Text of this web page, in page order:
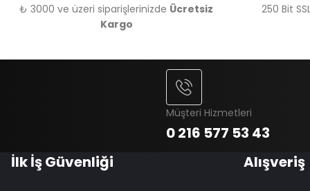
₺ 3000 ve üzeri siparişlerinizde Ücretsiz
Kargo
250 Bit
Müşteri Hizmetleri
0 216 577 53 43
İlk İş Güvenliği
Alışveriş